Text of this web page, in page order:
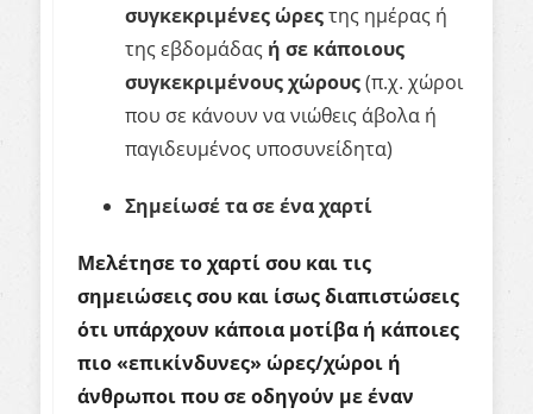
συγκεκριμένες ώρεςτης ημέρας ή
της εβδομάδας ή σε κάποιους
συγκεκριμένους χώρους(π.χ. χώροι
που σε κάνουν να νιώθεις άβολα ή
παγιδευμένος υποσυνείδητα)
Σημείωσέ τα σε ένα χαρτί
Μελέτησε το χαρτί σου και τις
σημειώσεις σου και ίσως διαπιστώσεις
ότι υπάρχουν κάποια μοτίβα ή κάποιες
πιο «επικίνδυνες» ώρες/χώροι ή
άνθρωποιπου σε οδηγούν με έναν